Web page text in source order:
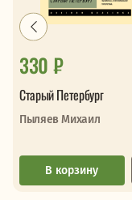
330 ₽
Старый Петербург
Пыляев Михаил
В корзину